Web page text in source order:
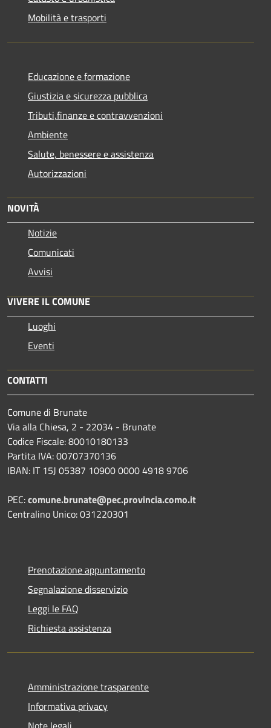
Mobilità e trasporti
Educazione e formazione
Giustizia e sicurezza pubblica
Tributi,finanze e contravvenzioni
Ambiente
Salute, benessere e assistenza
Autorizzazioni
NOVITÀ
Notizie
Comunicati
Avvisi
VIVERE IL COMUNE
Luoghi
Eventi
CONTATTI
Comune di Brunate
Via alla Chiesa, 2 - 22034 - Brunate
Codice Fiscale: 80010180133
Partita IVA: 00707370136
IBAN: IT 15J 05387 10900 0000 4918 9706
PEC:comune.brunate@pec.provincia.como.it
Centralino Unico: 031220301
Prenotazione appuntamento
Segnalazione disservizio
Leggi le FAQ
Richiesta assistenza
Amministrazione trasparente
Informativa privacy